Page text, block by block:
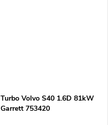
Turbo Volvo S40 1.6D 81kW
Garrett 753420